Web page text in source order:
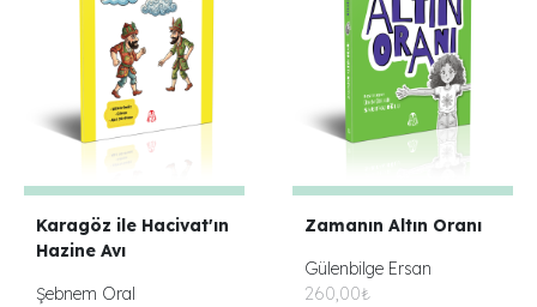
Karagöz ile Hacivat'ın
Hazine Avı
Şebnem Oral
Zamanın Altın Oranı
Gülenbilge Ersan
260,00₺